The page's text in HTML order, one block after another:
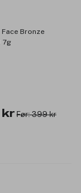
Bronze
7g
Før: 399 kr